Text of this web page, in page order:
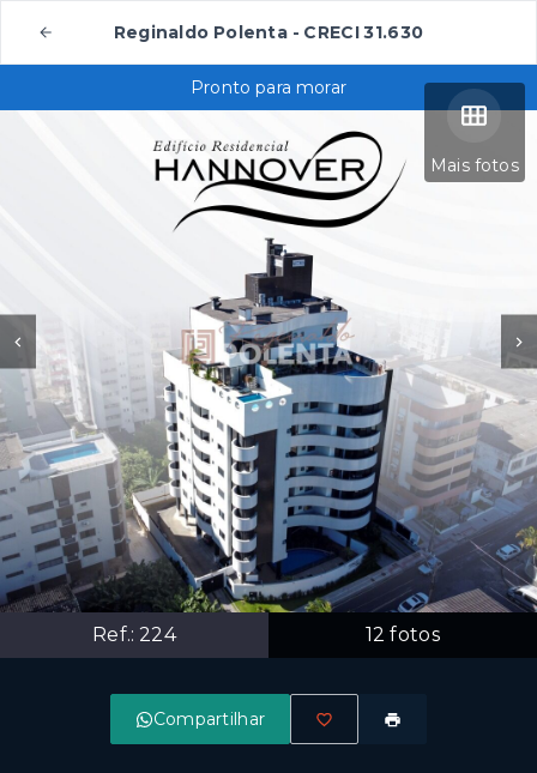
Reginaldo Polenta - CRECI 31.630
Mais fotos
Ref.: 224 12 fotos
Pronto para morar
Compartilhar